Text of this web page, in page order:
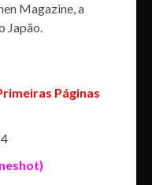
Magazine, a
Japão.
Páginas